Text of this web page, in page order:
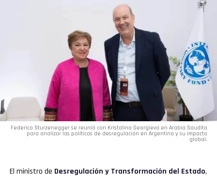
Federico Sturzenegger se reunió con Kristalina Georgieva en Arabia Saudita
para analizar las políticas de desregulación en Argentina y su impacto
global.
El ministro de Desregulación y Transformación del Estado,